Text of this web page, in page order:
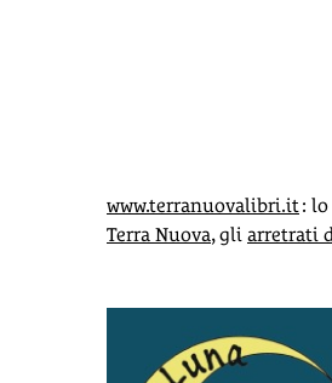
www.terranuovalibri.it:
Terra Nuova, gli arretrati